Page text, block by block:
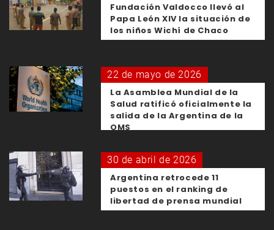
Fundación Valdocco llevó al
Papa León XIV la situación de
los niños Wichí de Chaco
22 de mayo de 2026
La Asamblea Mundial de la
Salud ratificó oficialmente la
salida de la Argentina de la
OMS
30 de abril de 2026
Argentina retrocede 11
puestos en el ranking de
libertad de prensa mundial